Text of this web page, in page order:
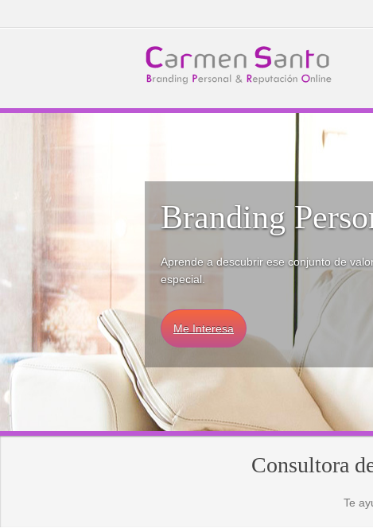
Branding
Aprende a descubrir ese conjunto de
especial.
Me Interesa
Consultora
Te